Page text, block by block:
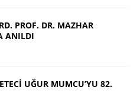
PROF. DR. MAZHAR
ANILDI
UĞUR MUMCU’YU 82.